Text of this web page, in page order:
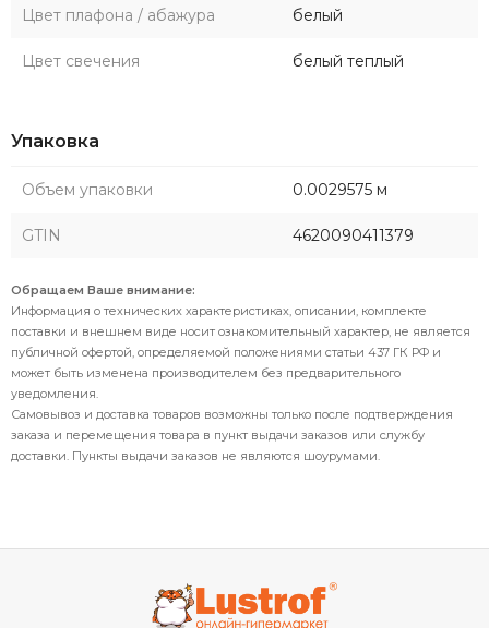
Цвет плафона / абажура белый
Цвет свечения белый теплый
Упаковка
Объем упаковки 0.0029575 м
GTIN 4620090411379
Обращаем Ваше внимание:
Информация о технических характеристиках, описании, комплекте
поставки и внешнем виде носит ознакомительный характер, не является
публичной офертой, определяемой положениями статьи 437 ГК РФ и
может быть изменена производителем без предварительного
уведомления.
Самовывоз и доставка товаров возможны только после подтверждения
заказа и перемещения товара в пункт выдачи заказов или службу
доставки. Пункты выдачи заказов не являются шоурумами.